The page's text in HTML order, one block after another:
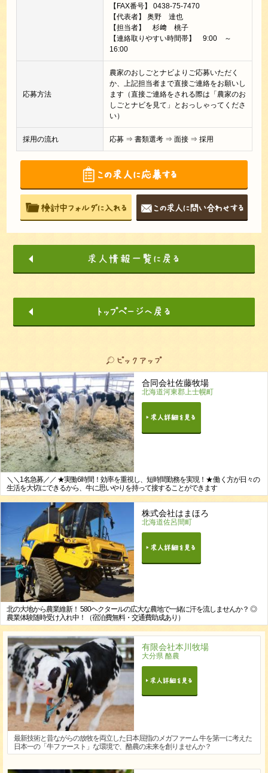
【FAX番号】 0438-75-7470
【代表者】 奥野 達也
【担当者】 杉﨑 桃子
【連絡取りやすい時間帯】 9:00 ～
16:00
応募方法
農家のおしごとナビよりご応募いただく
か、上記担当者まで直接ご連絡をお願いし
ます（直接ご連絡をされる際は「農家のお
しごとナビを見て」とおっしゃってくださ
い）
採用の流れ 応募 ⇒ 書類選考 ⇒ 面接 ⇒ 採用
合同会社佐藤牧場
北海道河東郡上士幌町
＼＼1名急募／／ ★実働6時間！効率を重視し、短時間勤務を実現！★ 働く方が日々の
生活を大切にできるから、牛に思いやりを持って接することができます
株式会社はまほろ
北海道佐呂間町
北の大地から農業維新！ 580ヘクタールの広大な農地で一緒に汗を流しませんか？ ◎
農業体験随時受け入れ中！（宿泊費無料・交通費助成あり）
有限会社本川牧場
大分県 酪農
最新技術と昔ながらの放牧を両立した日本屈指のメガファーム 牛を第一に考えた
日本一の「牛ファースト」な環境で、酪農の未来を創りませんか？